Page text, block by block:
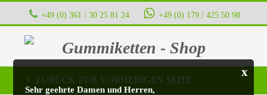
+49 (0) 361 / 30 25 81 24 +49 (0) 179 / 425 50 98
Gummiketten - Shop
x
Sehr geehrte Damen und Herren,
ZURÜCK ZUR VORHERIGEN SEITE